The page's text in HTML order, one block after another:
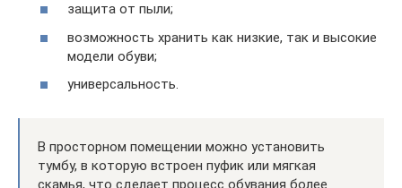
защита от пыли;
возможность хранить как низкие, так и высокие
модели обуви;
универсальность.
В просторном помещении можно установить
тумбу, в которую встроен пуфик или мягкая
скамья, что сделает процесс обувания более